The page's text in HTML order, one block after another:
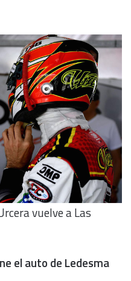
vuelve a Las
el auto de Ledesma